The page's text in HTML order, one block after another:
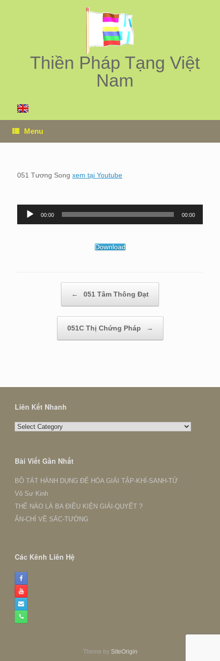
Thiền Pháp Tạng Việt
Nam
Menu
051 Tương Song xem tại Youtube
Audio
00:00 00:00
Download
← 051 Tâm Thông Đạt
051C Thị Chứng Pháp →
Liên Kết Nhanh
Liên
Bài Viết Gần Nhất
BỒ TÁT HÀNH DỤNG ĐỂ HÓA GIẢI TẬP-KHÍ-SANH-TỬ
Vô Sư Kinh
THẾ NÀO LÀ BA ĐIỀU KIỆN GIẢI-QUYẾT ?
ẤN-CHỈ VỀ SẮC-TƯỚNG
Các Kênh Liên Hệ
Theme by SiteOrigin